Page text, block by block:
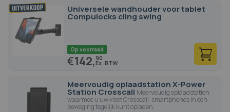
Universele wandhouder voor tablet
Compulocks cling swing
Op voorraad
€142,90
Meervoudig oplaadstation X-Power
Station Crosscall Meervoudig oplaadstation
waarmee u uw vloot Crosscall-smartphones in één
beweging tegelijk kunt opladen.